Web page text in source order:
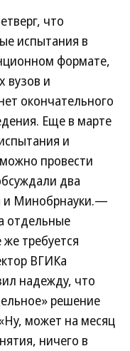
что
испытания в
формате,
вузов и
окончательного
Еще в марте
и
провести
два
и Минобрнауки.—
отдельные
требуется
ВГИКа
надежду, что
решение
может на месяц
ничего в